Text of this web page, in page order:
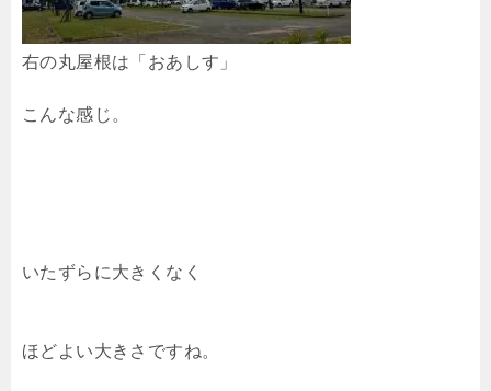
右の丸屋根は「おあしす」
こんな感じ。
いたずらに大きくなく
ほどよい大きさですね。